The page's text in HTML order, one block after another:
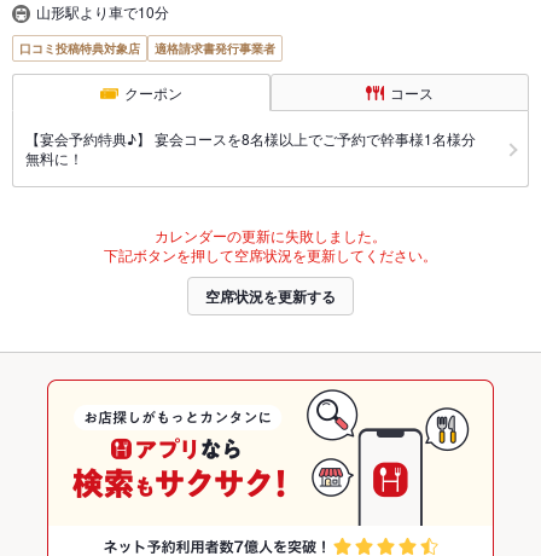
山形駅より車で10分
口コミ投稿特典対象店 適格請求書発行事業者
クーポン コース
【宴会予約特典♪】 宴会コースを8名様以上でご予約で幹事様1名様分
無料に！
カレンダーの更新に失敗しました。
下記ボタンを押して空席状況を更新してください。
空席状況を更新する